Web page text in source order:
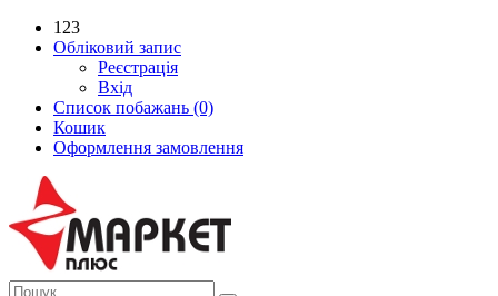
123
Обліковий запис
Реєстрація
Вхід
Список побажань (0)
Кошик
Оформлення замовлення